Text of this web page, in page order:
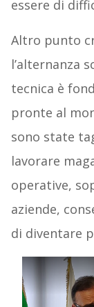
essere di
Altro punto
l’alternanza
tecnica è
pronte al
sono state
lavorare
operative,
aziende,
di diventare